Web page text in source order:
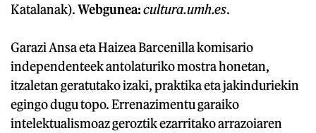
Katalanak).Webgunea:cultura.umh.es.
Garazi Ansa eta Haizea Barcenilla komisario
independenteek antolaturiko mostra honetan,
itzaletan geratutako izaki, praktika eta jakinduriekin
egingo dugu topo. Errenazimentu garaiko
intelektualismoaz geroztik ezarritako arrazoiaren